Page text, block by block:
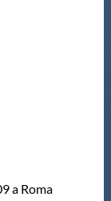
a Roma